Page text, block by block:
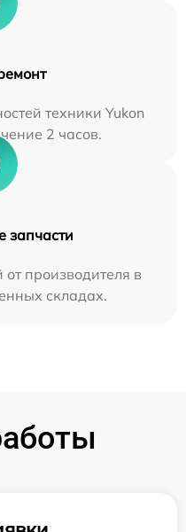
техники Yukon
2 часов.
запчасти
производителя в
складах.